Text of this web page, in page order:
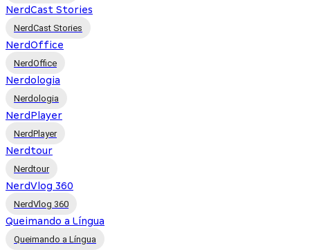
NerdCast Stories
NerdCast Stories
NerdOffice
NerdOffice
Nerdologia
Nerdologia
NerdPlayer
NerdPlayer
Nerdtour
Nerdtour
NerdVlog 360
NerdVlog 360
Queimando a Língua
Queimando a Língua